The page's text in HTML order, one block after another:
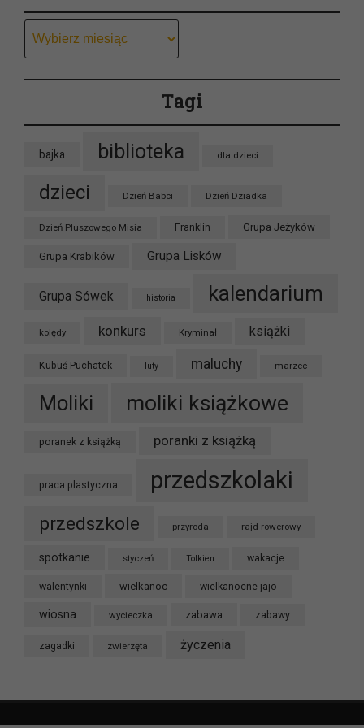
Tagi
bajka biblioteka dla dzieci
dzieci Dzień Babci Dzień Dziadka
Dzień Pluszowego Misia Franklin Grupa Jeżyków
Grupa Krabików Grupa Lisków
Grupa Sówek historia kalendarium
kolędy konkurs Kryminał książki
Kubuś Puchatek luty maluchy marzec
Moliki moliki książkowe
poranek z książką poranki z książką
praca plastyczna przedszkolaki
przedszkole przyroda rajd rowerowy
spotkanie styczeń Tolkien wakacje
walentynki wielkanoc wielkanocne jajo
wiosna wycieczka zabawa zabawy
zagadki zwierzęta życzenia